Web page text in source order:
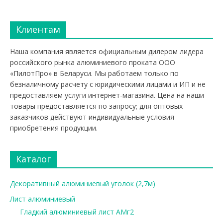
Клиентам
Наша компания является официальным дилером лидера
российского рынка алюминиевого проката ООО
«ПилотПро» в Беларуси. Мы работаем только по
безналичному расчету с юридическими лицами и ИП и не
предоставляем услуги интернет-магазина. Цена на наши
товары предоставляется по запросу; для оптовых
заказчиков действуют индивидуальные условия
приобретения продукции.
Каталог
Декоративный алюминиевый уголок (2,7м)
Лист алюминиевый
Гладкий алюминиевый лист АМг2